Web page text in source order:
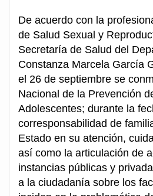
De acuerdo con la
de Salud Sexual y
Secretaría de Salud del
Constanza Marcela García
el 26 de septiembre se
Nacional de la Prevención
Adolescentes; durante la
corresponsabilidad de
Estado en su atención,
así como la articulación de
instancias públicas y
a la ciudadanía sobre los